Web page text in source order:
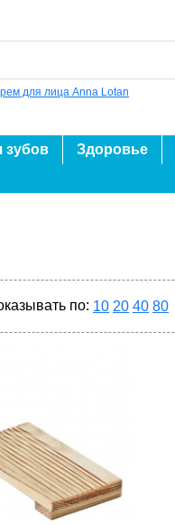
для лица Anna Lotan
зубов Здоровье
по: 10 20 40 80